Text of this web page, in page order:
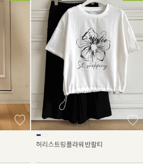
허리스트링플라워반팔티